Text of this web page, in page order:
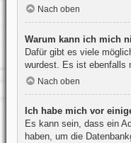
Nach oben
Warum kann ich mich
Dafür gibt es viele
wurdest. Es ist ebenfalls
Nach oben
Ich habe mich vor
Es kann sein, dass ein
haben, um die